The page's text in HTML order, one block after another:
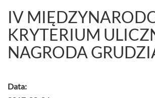
IV
KRYTERIUM
NAGRODA
Data: